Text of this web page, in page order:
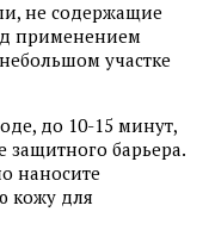
не содержащие
применением
участке
до 10-15 минут,
барьера.
наносите
кожу для